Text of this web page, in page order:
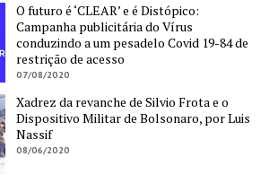
O futuro é ‘CLEAR’ e é Distópico:
Campanha publicitária do Vírus
conduzindo a um pesadelo Covid 19-84 de
restrição de acesso
07/08/2020
Xadrez da revanche de Silvio Frota e o
Dispositivo Militar de Bolsonaro, por Luis
Nassif
08/06/2020